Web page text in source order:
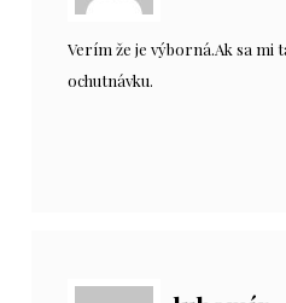
Verím že je výborná.Ak sa mi
ochutnávku.